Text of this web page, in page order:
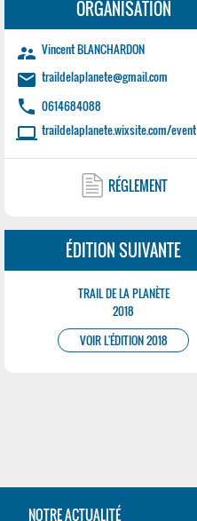
ORGANISATION
supervisor_account Vincent BLANCHARDON
email traildelaplanete@gmail.com
phone 0614684088
laptop traildelaplanete.wixsite.com/event
RÉGLEMENT
ÉDITION SUIVANTE
TRAIL DE LA PLANÈTE
2018
VOIR L'ÉDITION 2018
NOTRE ACTUALITÉ